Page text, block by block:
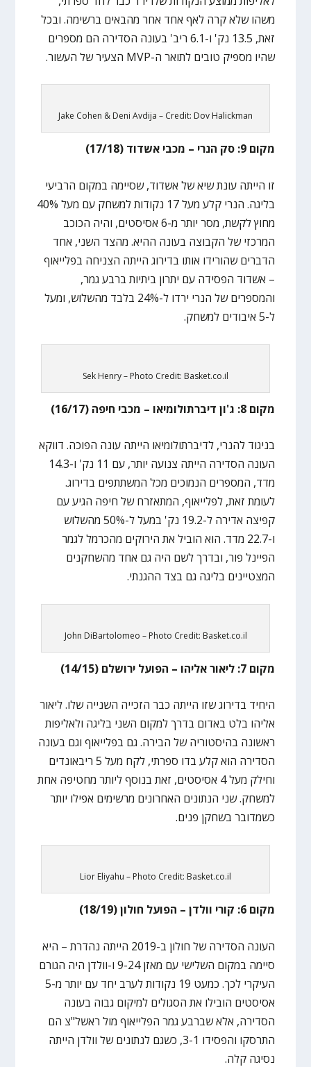
משהו שלא קרה לאף אחד אחר מהבאים ברשימה. ובכל
זאת, 13.5 נק' ו-6.1 ריב' בעונה הסדירה הם מספרים
שהיו מספיק טובים לתואר ה-MVP הצעיר של העשור.
Jake Cohen & Deni Avdija – Credit: Dov Halickman
מקום 9: סק הנרי – מכבי אשדוד (17/18)
זו הייתה עונת שיא של אשדוד, שסיימה במקום הרביעי
בליגה. הנרי קלע מעל 17 נקודות למשחק עם מעל 40%
מחוץ לקשת, מסר יותר מ-6 אסיסטים, והיה הכוכב
המרכזי של הקבוצה בעונה ההיא. מהצד השני, אחד
הדברים שהורידו אותו בדירוג הייתה הצניחה בפלייאוף
– אשדוד הפסידה עם יתרון ביתיות ברבע גמר,
והמספרים של הנרי ירדו ל-24% בלבד מהשלוש, ומעל
ל-5 איבודים למשחק.
Sek Henry – Photo Credit: Basket.co.il
מקום 8: ג'ון דיברתולומיאו – מכבי חיפה (16/17)
בניגוד להנרי, לדיברתולומיאו הייתה עונה הפוכה. דווקא
העונה הסדירה הייתה צנועה יותר, עם 11 נק' ו-14.3
מדד, המספרים הנמוכים מכל המשתתפים בדירוג.
לעומת זאת, לפלייאוף, המתאזרח של חיפה הגיע עם
קפיצה אדירה ל-19.2 נק' במעל ל-50% מהשלוש
ו-22.7 מדד. הוא הוביל את הירוקים מהכרמל לגמר
הפיינל פור, ובדרך לשם היה גם אחד מהשחקנים
המצטיינים בליגה גם בצד ההגנתי.
John DiBartolomeo – Photo Credit: Basket.co.il
מקום 7: ליאור אליהו – הפועל ירושלם (14/15)
היחיד בדירוג שזו הייתה כבר הזכייה השנייה שלו. ליאור
אליהו בלט באדום בדרך למקום השני בליגה ולאליפות
ראשונה בהיסטוריה של הבירה. גם בפלייאוף וגם בעונה
הסדירה הוא קלע בדו ספרתי, לקח מעל 5 ריבאונדים
וחילק מעל 4 אסיסטים, זאת בנוסף ליותר מחטיפה אחת
למשחק. שני הנתונים האחרונים מרשימים אפילו יותר
כשמדובר בשחקן פנים.
Lior Eliyahu – Photo Credit: Basket.co.il
מקום 6: קורי וולדן – הפועל חולון (18/19)
העונה הסדירה של חולון ב-2019 הייתה נהדרת – היא
סיימה במקום השלישי עם מאזן 9-24 ו-וולדן היה הגורם
העיקרי לכך. כמעט 19 נקודות לערב יחד עם יותר מ-5
אסיסטים הובילו את הסגולים למיקום גבוה בעונה
הסדירה, אלא שברבע גמר הפלייאוף מול ראשל"צ הם
התרסקו והפסידו 3-1, כשגם לנתונים של וולדן הייתה
נסיגה קלה.